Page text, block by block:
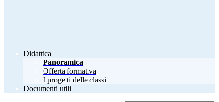
Didattica
Panoramica
Offerta formativa
I progetti delle classi
Documenti utili